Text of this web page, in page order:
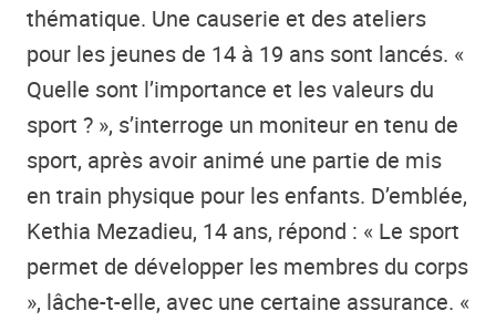
thématique. Une causerie et des ateliers
pour les jeunes de 14 à 19 ans sont lancés. «
Quelle sont l’importance et les valeurs du
sport ? », s’interroge un moniteur en tenu de
sport, après avoir animé une partie de mis
en train physique pour les enfants. D’emblée,
Kethia Mezadieu, 14 ans, répond : « Le sport
permet de développer les membres du corps
», lâche-t-elle, avec une certaine assurance. «